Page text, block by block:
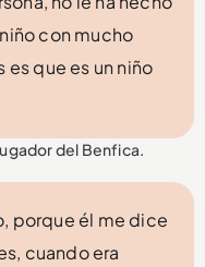
con mucho
es que es un niño
del Benfica.
porque él me dice
cuando era